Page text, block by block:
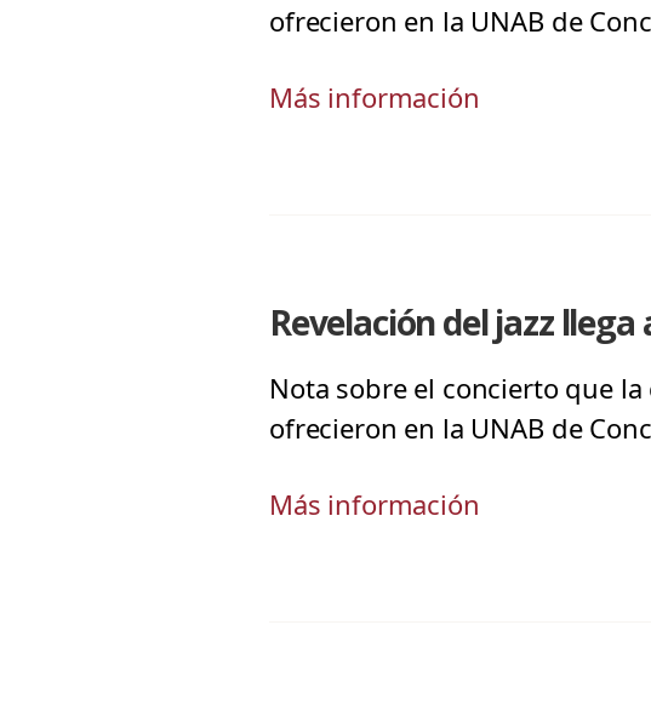
ofrecieron en la UNAB de
Más información
Revelación del jazz
Nota sobre el concierto que
ofrecieron en la UNAB de
Más información